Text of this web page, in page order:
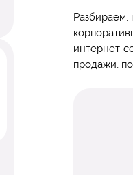
Разбираем,
интернет-
продажи,